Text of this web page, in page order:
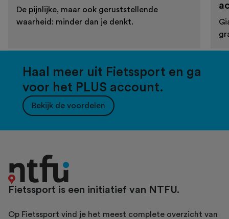
De pijnlijke, maar ook geruststellende
waarheid: minder dan je denkt.
Haal meer uit Fietssport en ga
voor het PLUS account.
Bekijk de voordelen
Fietssport is een initiatief van NTFU.
Op Fietssport vind je het meest complete overzicht van